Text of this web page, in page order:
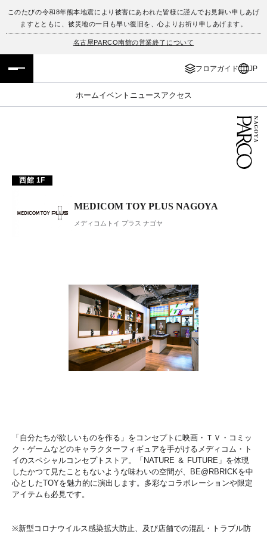
このたびの令和8年熊本地震により被害にあわれた皆様に謹んでお見舞い申しあげ
ますとともに、被災地の一日も早い復旧を、心よりお祈り申しあげます。
名古屋PARCO南館の営業終了について
フロアガイド JP
ホームイベント ニュース アクセス
フロアガイド
イベント・ポップアップ
TAX FREE
PARCOメンバーズ
ENGLISH
日本語
西館 1F
MEDICOM TOY PLUS NAGOYA
メディコムトイ プラス ナゴヤ
「自分たちが欲しいものを作る」をコンセプトに映画・ＴＶ・コミッ
ク・ゲームなどのキャラクターフィギュアを手がけるメディコム・ト
イのスペシャルコンセプトストア。「NATURE ＆ FUTURE」を体現
したかつて見たこともないような味わいの空間が、BE@RBRICKを中
心としたTOYを魅力的に演出します。多彩なコラボレーションや限定
アイテムも必見です。
※新型コロナウイルス感染拡大防止、及び店舗での混乱・トラブル防